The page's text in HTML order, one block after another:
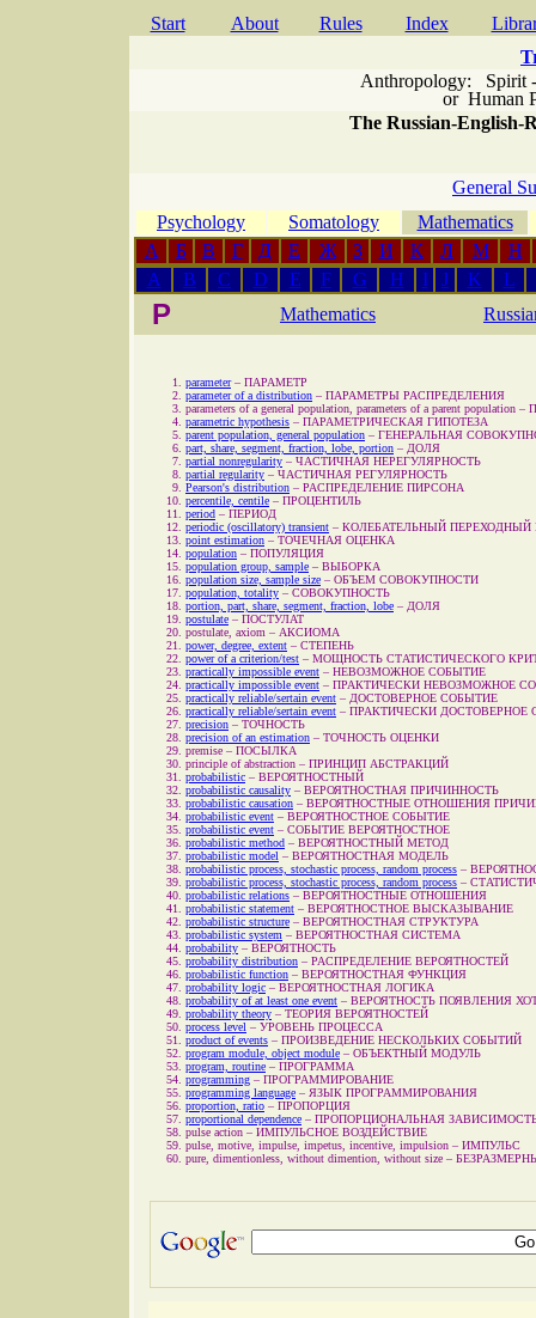
Start About Rules Index
Anthropology: Spirit
or Human
The Russian-English-
General
Psychology
Somatology
Mathematics
A
Б В Г Д Е Ж З И К Л М
Н
A
B C D E F G H I J K L
P Mathematics
parameter– ПАРАМЕТР
parameter of a distribution – ПАРАМЕТРЫ РАСПРЕДЕЛЕНИЯ
parameters of a general population, parameters of a parent population –
parametric hypothesis – ПАРАМЕТРИЧЕСКАЯ ГИПОТЕЗА
parent population, general population – ГЕНЕРАЛЬНАЯ
part, share, segment, fraction, lobe, portion – ДОЛЯ
partial nonregularity – ЧАСТИЧНАЯ НЕРЕГУЛЯРНОСТЬ
partial regularity – ЧАСТИЧНАЯ РЕГУЛЯРНОСТЬ
Pearson's distribution – РАСПРЕДЕЛЕНИЕ ПИРСОНА
percentile, centile – ПРОЦЕНТИЛЬ
period – ПЕРИОД
periodic (oscillatory) transient – КОЛЕБАТЕЛЬНЫЙ ПЕРЕХОДНЫЙ
point estimation – ТОЧЕЧНАЯ ОЦЕНКА
population – ПОПУЛЯЦИЯ
population group, sample – ВЫБОРКА
population size, sample size – ОБЪЕМ СОВОКУПНОСТИ
population, totality – СОВОКУПНОСТЬ
portion, part, share, segment, fraction, lobe – ДОЛЯ
postulate – ПОСТУЛАТ
postulate, axiom – АКСИОМА
power, degree, extent – СТЕПЕНЬ
power of a criterion/test – МОЩНОСТЬ СТАТИСТИЧЕСКОГО
practically impossible event – НЕВОЗМОЖНОЕ СОБЫТИЕ
practically impossible event – ПРАКТИЧЕСКИ НЕВОЗМОЖНОЕ
practically reliable/sertain event – ДОСТОВЕРНОЕ СОБЫТИЕ
practically reliable/sertain event – ПРАКТИЧЕСКИ ДОСТОВЕРНОЕ
precision – ТОЧНОСТЬ
precision of an estimation – ТОЧНОСТЬ ОЦЕНКИ
premise – ПОСЫЛКА
principle of abstraction – ПРИНЦИП АБСТРАКЦИЙ
probabilistic – ВЕРОЯТНОСТНЫЙ
probabilistic causality – ВЕРОЯТНОСТНАЯ ПРИЧИННОСТЬ
probabilistic causation – ВЕРОЯТНОСТНЫЕ ОТНОШЕНИЯ
probabilistic event – ВЕРОЯТНОСТНОЕ СОБЫТИЕ
probabilistic event – СОБЫТИЕ ВЕРОЯТНОСТНОЕ
probabilistic method – ВЕРОЯТНОСТНЫЙ МЕТОД
probabilistic model – ВЕРОЯТНОСТНАЯ МОДЕЛЬ
probabilistic process, stochastic process, random process –
probabilistic process, stochastic process, random process –
probabilistic relations – ВЕРОЯТНОСТНЫЕ ОТНОШЕНИЯ
probabilistic statement – ВЕРОЯТНОСТНОЕ ВЫСКАЗЫВАНИЕ
probabilistic structure – ВЕРОЯТНОСТНАЯ СТРУКТУРА
probabilistic system – ВЕРОЯТНОСТНАЯ СИСТЕМА
probability – ВЕРОЯТНОСТЬ
probability distribution – РАСПРЕДЕЛЕНИЕ ВЕРОЯТНОСТЕЙ
probabilistic function – ВЕРОЯТНОСТНАЯ ФУНКЦИЯ
probability logic – ВЕРОЯТНОСТНАЯ ЛОГИКА
probability of at least one event – ВЕРОЯТНОСТЬ ПОЯВЛЕНИЯ
probability theory – ТЕОРИЯ ВЕРОЯТНОСТЕЙ
process level – УРОВЕНЬ ПРОЦЕССА
product of events – ПРОИЗВЕДЕНИЕ НЕСКОЛЬКИХ СОБЫТИЙ
program module, object module – ОБЪЕКТНЫЙ МОДУЛЬ
program, routine – ПРОГРАММА
programming – ПРОГРАММИРОВАНИЕ
programming language – ЯЗЫК ПРОГРАММИРОВАНИЯ
proportion, ratio – ПРОПОРЦИЯ
proportional dependence – ПРОПОРЦИОНАЛЬНАЯ
pulse action – ИМПУЛЬСНОЕ ВОЗДЕЙСТВИЕ
pulse, motive, impulse, impetus, incentive, impulsion – ИМПУЛЬС
pure, dimentionless, without dimention, without size –